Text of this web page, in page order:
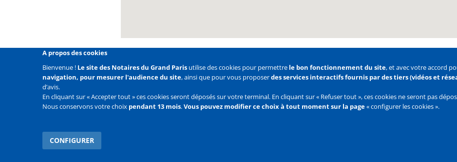
Liens
Mentions légales
Liens
ligne
Accueil Contact Plan du site
Flux
A propos des cookies
Bienvenue ! Le site des Notaires du Grand Paris utilise des cookies pour permettre le bon fonctionnement du site, et avec votre accord
navigation, pour mesurer l'audience du site, ainsi que pour vous proposerdes services interactifs fournis par des tiers (vidéos et
d’avis.
En cliquant sur « Accepter tout » ces cookies seront déposés sur votre terminal. En cliquant sur « Refuser tout », ces cookies ne seront pas
Nous conservons votre choix pendant 13 mois.Vous pouvez modifier ce choix à tout moment sur la page« configurer les cookies ».
CONFIGURER